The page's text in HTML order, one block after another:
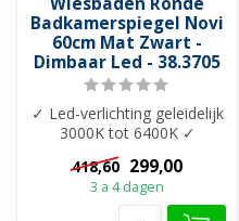
Badkamerspiegel Novi
60cm Mat Zwart -
Dimbaar Led - 38.3705
✓ Led-verlichting geleidelijk
3000K tot 6400K ✓
Dimbaar verlichting ✓
Touch bedi...
418,60 299,00
3 a 4 dagen